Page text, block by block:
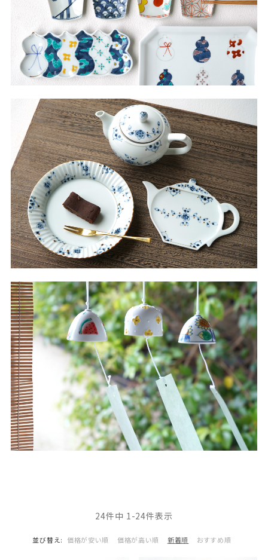
並び替え 価格が安い順 価格が高い順 新着順 おすすめ順
24件中 1 -24件表示